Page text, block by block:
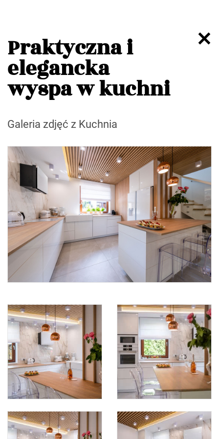
Praktyczna i
elegancka
wyspa w kuchni
Galeria zdjęć z Kuchnia